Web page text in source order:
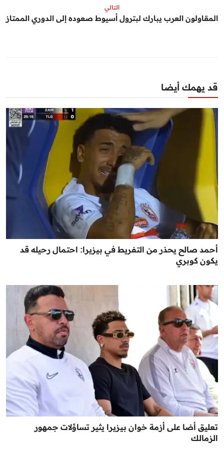
التالي
المقاولون العرب يبارك لبترول أسيوط صعوده إلى الدوري الممتاز
قد يهمك أيضا
أحمد صالح يحذر من التفريط في بيزيرا: احتمال رحيله قد
يكون كوبري
تعليق أضا على أزمة خوان بيزيرا يثير تساؤلات جمهور
الزمالك